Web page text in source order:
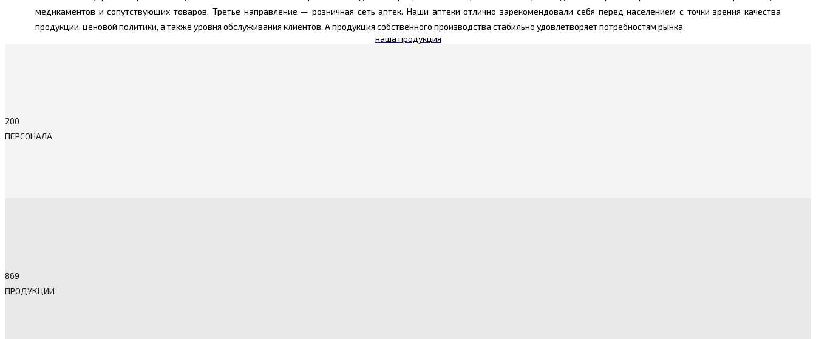
медикаментов и сопутствующих товаров. Третье направление — розничная сеть аптек. Наши аптеки отлично зарекомендовали себя перед населением с точки зрения качества
продукции, ценовой политики, а также уровня обслуживания клиентов. А продукция собственного производства стабильно удовлетворяет потребностям рынка.
наша продукция
200
ПЕРСОНАЛА
869
ПРОДУКЦИИ